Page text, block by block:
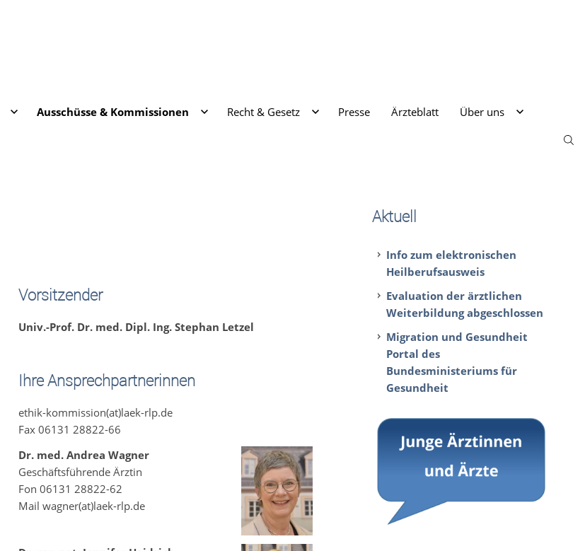
Ausschüsse & Kommissionen Recht & Gesetz Presse Ärzteblatt
Über uns
Vorsitzender
Univ.-Prof. Dr. med. Dipl. Ing. Stephan Letzel
Ihre Ansprechpartnerinnen
ethik-kommission(at)laek-rlp.de
Fax 06131 28822-66
Dr. med. Andrea Wagner
Geschäftsführende Ärztin
Fon 06131 28822-62
Mail wagner(at)laek-rlp.de
Aktuell
Info zum elektronischen
Heilberufsausweis
Evaluation der ärztlichen
Weiterbildung abgeschlossen
Migration und Gesundheit
Portal des
Bundesministeriums für
Gesundheit